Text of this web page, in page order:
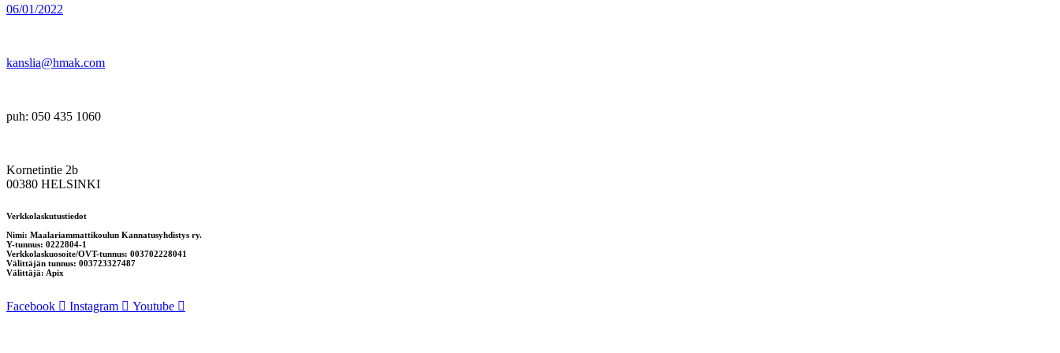
06/01/2022
kanslia@hmak.com
puh: 050 435 1060
Kornetintie 2b
00380 HELSINKI
Verkkolaskutustiedot
Nimi: Maalariammattikoulun Kannatusyhdistys ry.
Y-tunnus: 0222804-1
Verkkolaskuosoite/OVT-tunnus: 003702228041
Välittäjän tunnus: 003723327487
Välittäjä: Apix
Facebook Instagram Youtube